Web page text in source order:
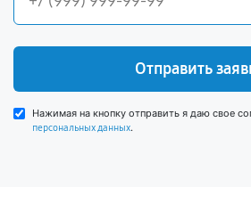
Отправить
Нажимая на кнопку отправить я даю свое
персональных данных.